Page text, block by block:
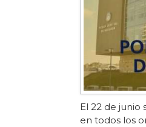
El 22 de junio
en todos los